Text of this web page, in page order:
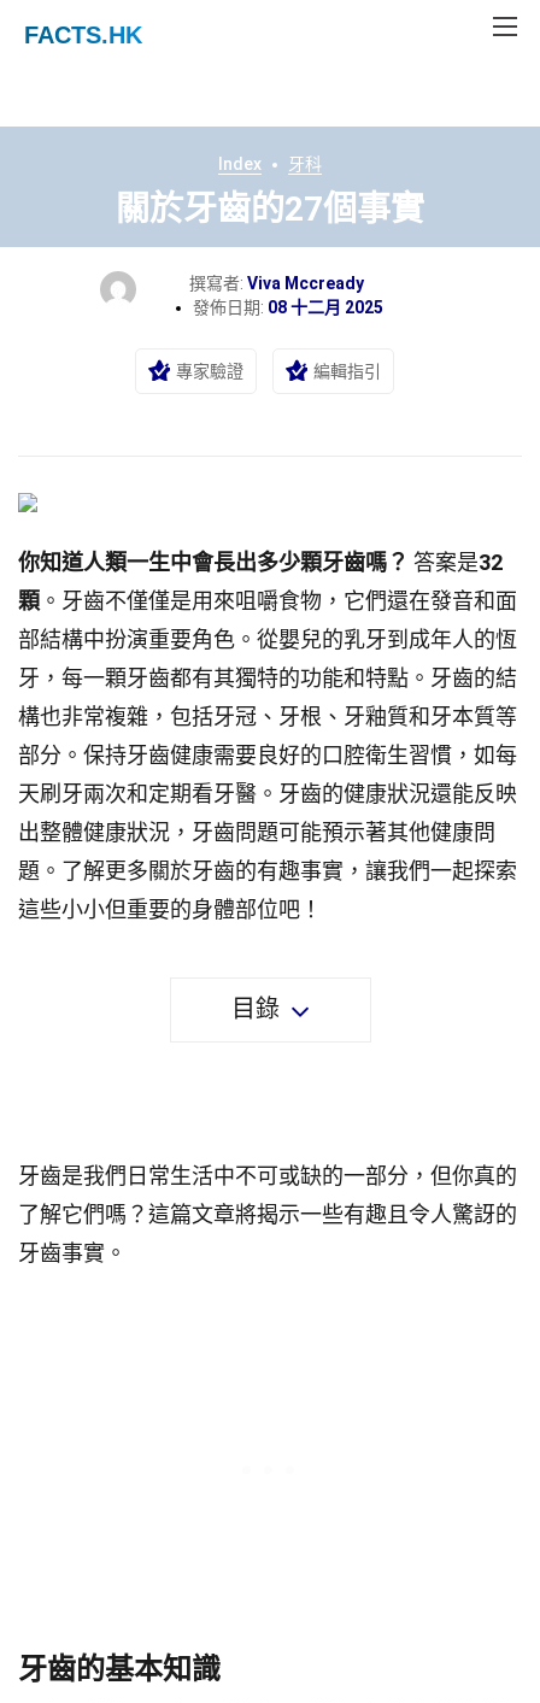
FACTS.HK
Index 牙科
關於牙齒的27個事實
撰寫者: Viva Mccready
發佈日期: 08 十二月 2025
專家驗證 編輯指引
你知道人類一生中會長出多少顆牙齒嗎？ 答案是32
顆 。牙齒不僅僅是用來咀嚼食物，它們還在發音和面
部結構中扮演重要角色。從嬰兒的乳牙到成年人的恆
牙，每一顆牙齒都有其獨特的功能和特點。牙齒的結
構也非常複雜，包括牙冠、牙根、牙釉質和牙本質等
部分。保持牙齒健康需要良好的口腔衛生習慣，如每
天刷牙兩次和定期看牙醫。牙齒的健康狀況還能反映
出整體健康狀況，牙齒問題可能預示著其他健康問
題。了解更多關於牙齒的有趣事實，讓我們一起探索
這些小小但重要的身體部位吧！
目錄
牙齒是我們日常生活中不可或缺的一部分，但你真的
了解它們嗎？這篇文章將揭示一些有趣且令人驚訝的
牙齒事實。
牙齒的基本知識